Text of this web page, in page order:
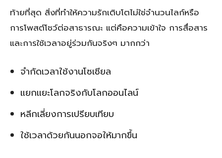
ท้ายที่สุด สิ่งที่ทำให้ความรักเติบโตไม่ใช่จำนวนไลก์หรือ
การโพสต์โชว์ต่อสาธารณะ แต่คือความเข้าใจ การสื่อสาร
และการใช้เวลาอยู่ร่วมกันจริงๆ มากกว่า
จำกัดเวลาใช้งานโซเชียล
แยกแยะโลกจริงกับโลกออนไลน์
หลีกเลี่ยงการเปรียบเทียบ
ใช้เวลาด้วยกันนอกจอให้มากขึ้น